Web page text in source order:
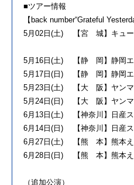
■ツアー情報
【back number“Grateful
5月02日(土) 【宮 城】キュー
5月16日(土) 【静 岡】静岡
5月17日(日) 【静 岡】静岡
5月23日(土) 【大 阪】ヤン
5月24日(日) 【大 阪】ヤン
6月13日(土) 【神奈川】日
6月14日(日) 【神奈川】日
6月27日(土) 【熊 本】熊本
6月28日(日) 【熊 本】熊本
（追加公演）